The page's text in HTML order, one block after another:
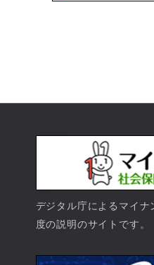
デジタル庁によるマイナ
度の説明のサイトです。